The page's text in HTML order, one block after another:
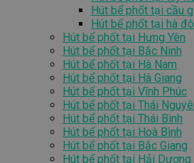
Hút bể phốt tại cầu
Hút bể phốt tại hà
Hút bể phốt tại Hưng Yên
Hút bể phốt tại Bắc Ninh
Hút bể phốt tại Hà Nam
Hút bể phốt tại Hà Giang
Hút bể phốt tại Vĩnh Phúc
Hút bể phốt tại Thái
Hút bể phốt tại Thái Bình
Hút bể phốt tại Hoà Bình
Hút bể phốt tại Bắc Giang
Hút bể phốt tại Hải Dương